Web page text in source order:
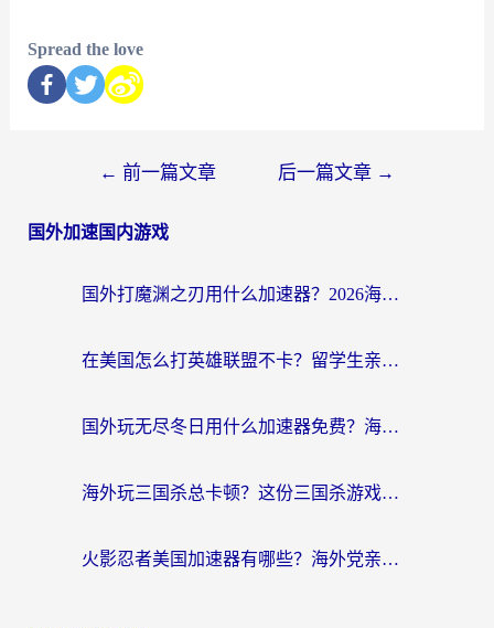
Spread the love
← 前一篇文章 后一篇文章 →
国外加速国内游戏
国外打魔渊之刃用什么加速器？2026海外玩家国服游戏加速全攻略（附闪耀暖暖&复苏的魔女避坑指南）
在美国怎么打英雄联盟不卡？留学生亲测的国服游戏加速全攻略
国外玩无尽冬日用什么加速器免费？海外党国服游戏加速避坑指南
海外玩三国杀总卡顿？这份三国杀游戏加速器指南帮你告别延迟烦恼
火影忍者美国加速器有哪些？海外党亲测的国服游戏加速全攻略（含菲律宾玩三国之刃守望黎明技巧）